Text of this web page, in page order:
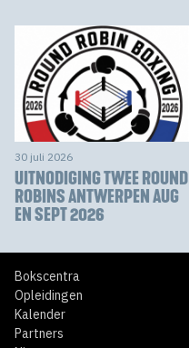
30 juli 2026
UITNODIGING TWEE ROUND
ROBINS ANTWERPEN AUG
EN SEPT 2026
Bokscentra
Opleidingen
Kalender
Partners